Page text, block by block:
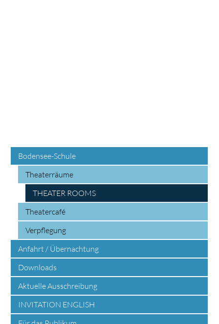
Bodensee-Schule
Theaterräume
THEATER ROOMS
Theatercafé
Verpflegung
Anfahrt / Übernachtung
Downloads
Aktuelle Ausschreibung
INVITATION ENGLISH